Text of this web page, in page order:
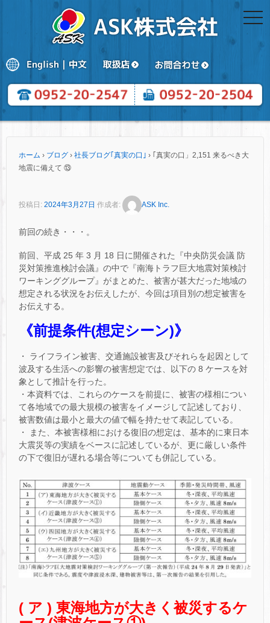
ホーム › ブログ › 社長ブログ｢真実の口｣ › ｢真実の口」2,151 来るべき大
地震に備えて ⑬
投稿日: 2024年3月27日 作成者: ASK Inc.
前回の続き・・・。
前回、平成 25 年 3 月 18 日に開催された『中央防災会議 防
災対策推進検討会議』の中で『南海トラフ巨大地震対策検討
ワーキンググループ』がまとめた、被害が甚大だった地域の
想定される状況をお伝えしたが、今回は項目別の想定被害を
お伝えする。
《前提条件(想定シーン)》
・ ライフライン被害、交通施設被害及びそれらを起因として
波及する生活への影響の被害想定では、以下の 8 ケースを対
象として推計を行った。
・本資料では、これらのケースを前提に、被害の様相につい
て各地域での最大規模の被害をイメージして記述しており、
被害数値は最小と最大の値で幅を持たせて表記している。
・ また、本被害様相における復旧の想定は、基本的に東日本
大震災等の実績をベースに記述しているが、更に厳しい条件
の下で復旧が遅れる場合等についても併記している。
( ア ) 東海地方が大きく被災するケ